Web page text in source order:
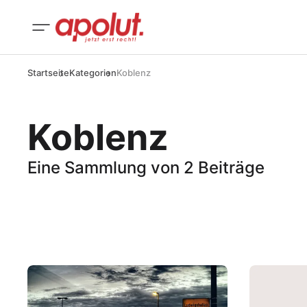
StartseiteKategorienKoblenz
Koblenz
Eine Sammlung von 2 Beiträge